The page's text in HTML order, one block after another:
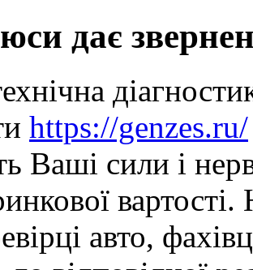
дає
https://genzes.ru/
Ваші сили і
авто,